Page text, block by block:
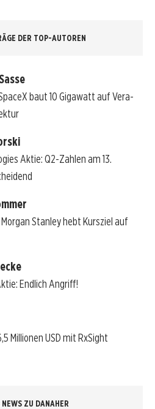
DER TOP-AUTOREN
baut 10 Gigawatt auf Vera-
Aktie: Q2-Zahlen am 13.
Stanley hebt Kursziel auf
Endlich Angriff!
Millionen USD mit RxSight
ZU DANAHER